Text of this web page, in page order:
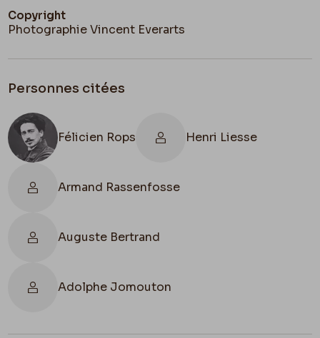
Copyright
Photographie Vincent Everarts
Personnes citées
Félicien Rops Henri Liesse
Armand Rassenfosse
Auguste Bertrand
Adolphe Jomouton